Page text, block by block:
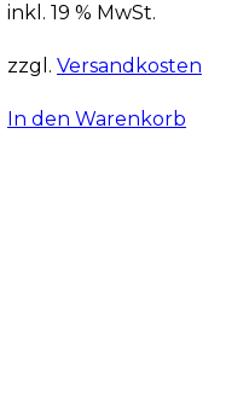
inkl. 19 % MwSt.
zzgl. Versandkosten
In den Warenkorb